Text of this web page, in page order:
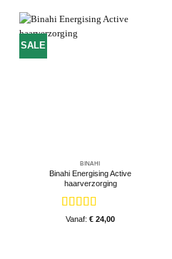
SALE
BINAHI
Binahi Energising Active
haarverzorging
Gewaardeerd
Vanaf: € 24,00